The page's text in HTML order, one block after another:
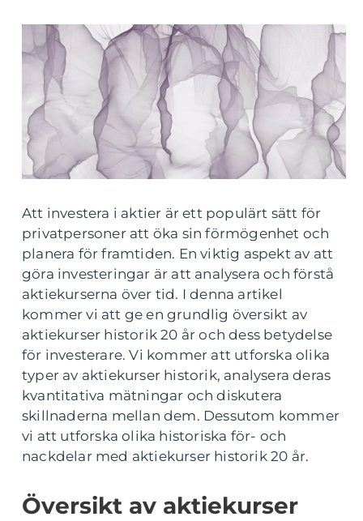
Att investera i aktier är ett populärt sätt för
privatpersoner att öka sin förmögenhet och
planera för framtiden. En viktig aspekt av att
göra investeringar är att analysera och förstå
aktiekurserna över tid. I denna artikel
kommer vi att ge en grundlig översikt av
aktiekurser historik 20 år och dess betydelse
för investerare. Vi kommer att utforska olika
typer av aktiekurser historik, analysera deras
kvantitativa mätningar och diskutera
skillnaderna mellan dem. Dessutom kommer
vi att utforska olika historiska för- och
nackdelar med aktiekurser historik 20 år.
Översikt av aktiekurser